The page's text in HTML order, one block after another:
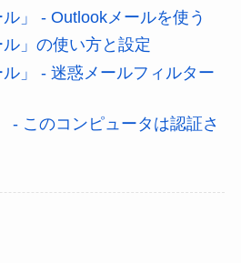
」 - Outlookメールを使う
」の使い方と設定
」 - 迷惑メールフィルター
- このコンピュータは認証さ